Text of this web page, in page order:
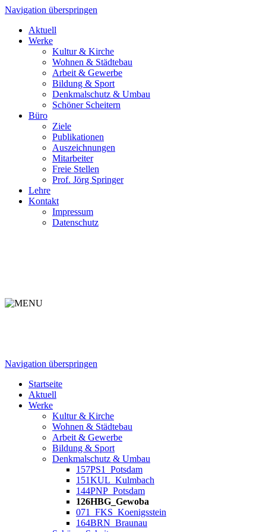
Navigation überspringen
Aktuell
Werke
Kultur & Kirche
Wohnen & Städtebau
Arbeit & Gewerbe
Bildung & Sport
Denkmalschutz & Umbau
Schöner Scheitern
Büro
Ziele
Publikationen
Auszeichnungen
Mitarbeiter
Freie Stellen
Prof. Jörg Springer
Lehre
Kontakt
Impressum
Datenschutz
Navigation überspringen
Startseite
Aktuell
Werke
Kultur & Kirche
Wohnen & Städtebau
Arbeit & Gewerbe
Bildung & Sport
Denkmalschutz & Umbau
157PS1_Potsdam
151KUL_Kulmbach
144PNP_Potsdam
126HBG_Gewoba
071_FKS_Koenigsstein
164BRN_Braunau